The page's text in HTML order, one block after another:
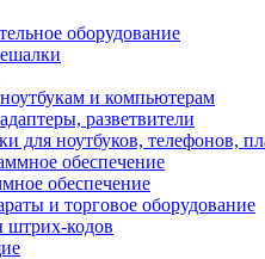
оборудование
и компьютерам
разветвители
для ноутбуков, телефонов,
обеспечение
обеспечение
и торговое оборудование
штрих-кодов